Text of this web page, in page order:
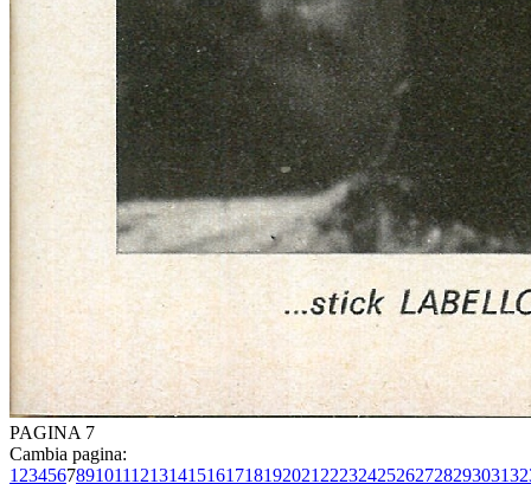
PAGINA 7
Cambia pagina:
1 23456789101112131415161718192021 2223242526272829303132